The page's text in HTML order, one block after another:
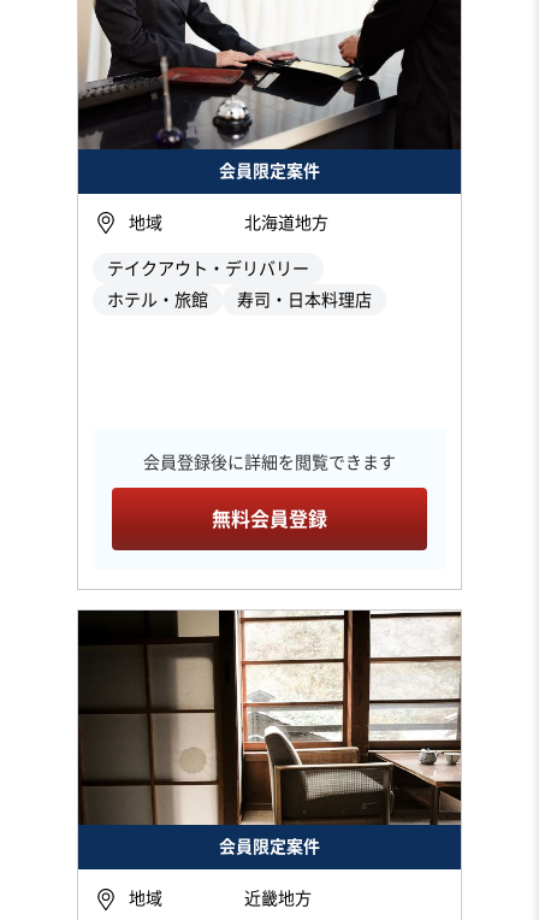
会員限定案件
地域 北海道地方
テイクアウト・デリバリー
ホテル・旅館
寿司・日本料理店
会員登録後に詳細を閲覧できます
無料会員登録
会員限定案件
地域 近畿地方